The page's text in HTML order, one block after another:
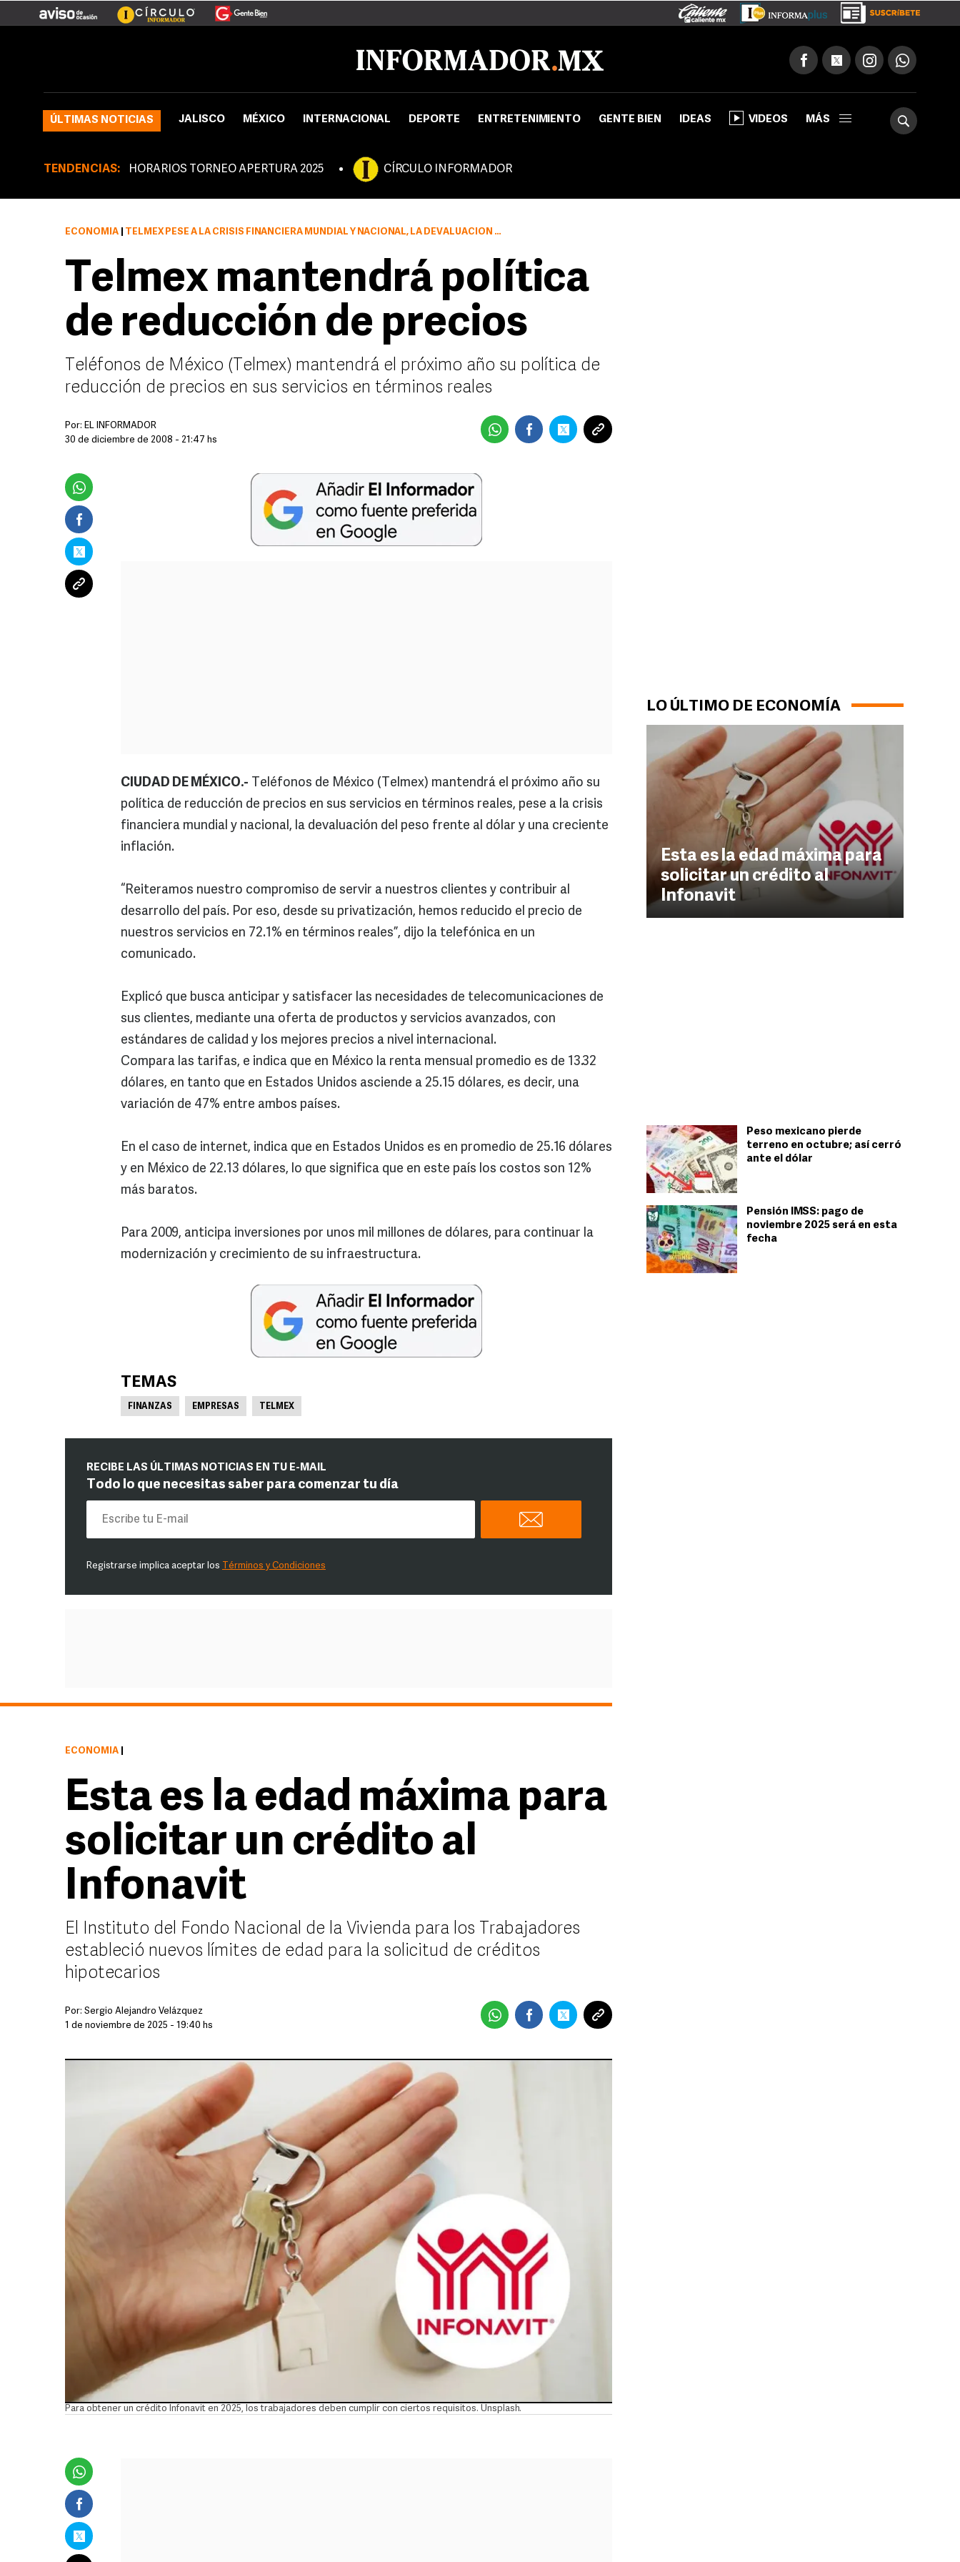
ÚLTIMAS NOTICIAS JALISCO MÉXICO INTERNACIONAL DEPORTE ENTRETENIMIENTO GENTE BIEN IDEAS VIDEOS MÁS
TENDENCIAS: HORARIOS TORNEO APERTURA 2025 CÍRCULO INFORMADOR
LO ÚLTIMO DE ECONOMÍA
Esta es la edad máxima para
solicitar un crédito al
Infonavit
Peso mexicano pierde
terreno en octubre; así cerró
ante el dólar
Pensión IMSS: pago de
noviembre 2025 será en esta
fecha
ECONOMÍA TELMEX PESE A LA CRISIS FINANCIERA MUNDIAL Y NACIONAL, LA DEVALUACIÓN DEL PESO FRENTE AL DÓLAR, MANTENDRÁ SUS TARIFAS
Telmex mantendrá política
de reducción de precios
Teléfonos de México (Telmex) mantendrá el próximo año su política de
reducción de precios en sus servicios en términos reales
Por: EL INFORMADOR
30 de diciembre de 2008 - 21:47 hs
CIUDAD DE MÉXICO.- Teléfonos de México (Telmex) mantendrá el próximo año su
política de reducción de precios en sus servicios en términos reales, pese a la crisis
financiera mundial y nacional, la devaluación del peso frente al dólar y una creciente
inflación.
“Reiteramos nuestro compromiso de servir a nuestros clientes y contribuir al
desarrollo del país. Por eso, desde su privatización, hemos reducido el precio de
nuestros servicios en 72.1% en términos reales”, dijo la telefónica en un
comunicado.
Explicó que busca anticipar y satisfacer las necesidades de telecomunicaciones de
sus clientes, mediante una oferta de productos y servicios avanzados, con
estándares de calidad y los mejores precios a nivel internacional.
Compara las tarifas, e indica que en México la renta mensual promedio es de 13.32
dólares, en tanto que en Estados Unidos asciende a 25.15 dólares, es decir, una
variación de 47% entre ambos países.
En el caso de internet, indica que en Estados Unidos es en promedio de 25.16 dólares
y en México de 22.13 dólares, lo que significa que en este país los costos son 12%
más baratos.
Para 2009, anticipa inversiones por unos mil millones de dólares, para continuar la
modernización y crecimiento de su infraestructura.
TEMAS
FINANZAS EMPRESAS TELMEX
RECIBE LAS ÚLTIMAS NOTICIAS EN TU E-MAIL
Todo lo que necesitas saber para comenzar tu día
Registrarse implica aceptar los Términos y Condiciones
ECONOMÍA
Esta es la edad máxima para
solicitar un crédito al
Infonavit
El Instituto del Fondo Nacional de la Vivienda para los Trabajadores
estableció nuevos límites de edad para la solicitud de créditos
hipotecarios
Por: Sergio Alejandro Velázquez
1 de noviembre de 2025 - 19:40 hs
Para obtener un crédito Infonavit en 2025, los trabajadores deben cumplir con ciertos requisitos. Unsplash.